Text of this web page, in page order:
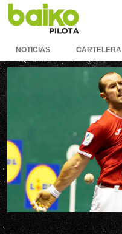
NOTICIAS CARTELERA